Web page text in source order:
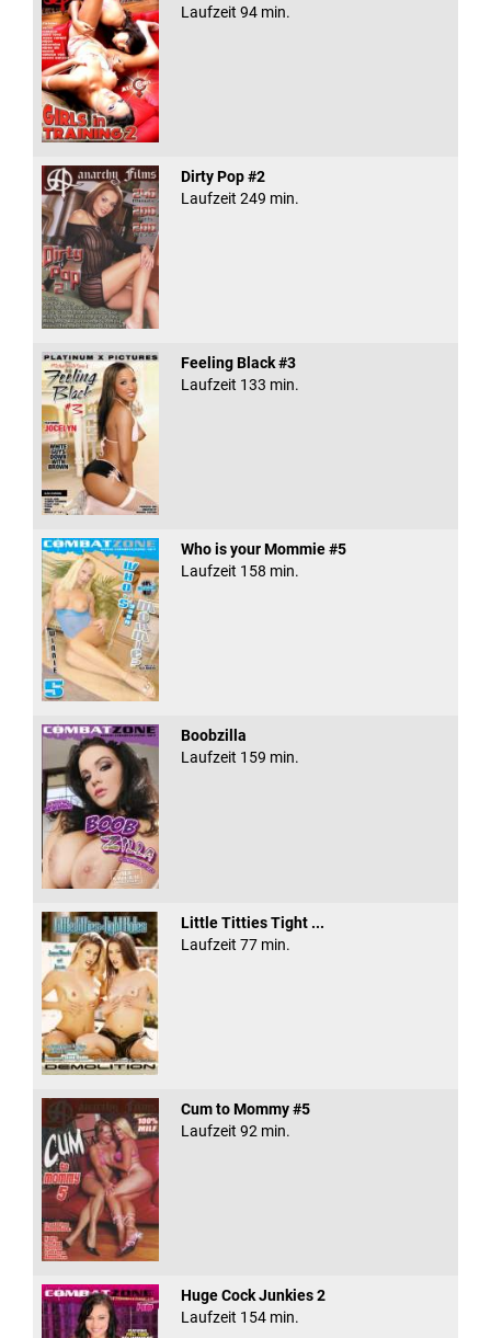
Laufzeit 94 min.
Dirty Pop #2
Laufzeit 249 min.
Feeling Black #3
Laufzeit 133 min.
Who is your Mommie #5
Laufzeit 158 min.
Boobzilla
Laufzeit 159 min.
Little Titties Tight ...
Laufzeit 77 min.
Cum to Mommy #5
Laufzeit 92 min.
Huge Cock Junkies 2
Laufzeit 154 min.